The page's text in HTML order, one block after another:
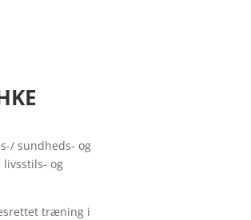
sundheds- og
og
træning i